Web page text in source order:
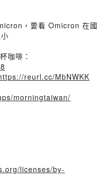
，要看 Omicron 在國
咖啡：
reurl.cc/MbNWKK
morningtaiwan/
licenses/by-